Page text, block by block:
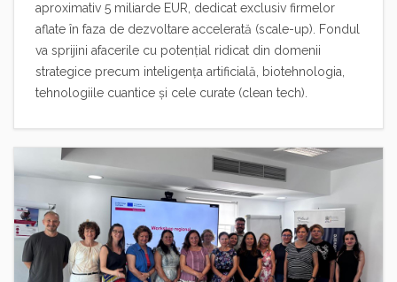
aproximativ 5 miliarde EUR, dedicat exclusiv firmelor
aflate în faza de dezvoltare accelerată (scale-up). Fondul
va sprijini afacerile cu potențial ridicat din domenii
strategice precum inteligența artificială, biotehnologia,
tehnologiile cuantice și cele curate (clean tech).